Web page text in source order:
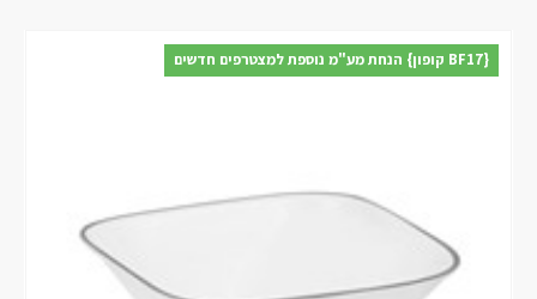
{BF17 קופון} הנחת מע"מ נוספת למצטרפים חדשים